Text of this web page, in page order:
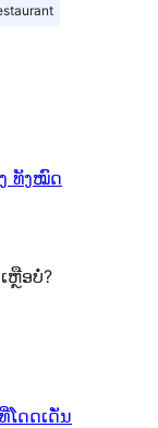
ຄຳ
ທັງໝົດ
ຫຼືອບໍ່?
ໂດດເດັ່ນ